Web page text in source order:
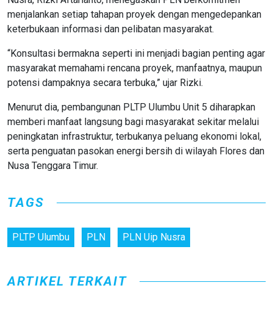
menjalankan setiap tahapan proyek dengan mengedepankan
keterbukaan informasi dan pelibatan masyarakat.
“Konsultasi bermakna seperti ini menjadi bagian penting agar
masyarakat memahami rencana proyek, manfaatnya, maupun
potensi dampaknya secara terbuka,” ujar Rizki.
Menurut dia, pembangunan PLTP Ulumbu Unit 5 diharapkan
memberi manfaat langsung bagi masyarakat sekitar melalui
peningkatan infrastruktur, terbukanya peluang ekonomi lokal,
serta penguatan pasokan energi bersih di wilayah Flores dan
Nusa Tenggara Timur.
TAGS
PLTP Ulumbu PLN PLN Uip Nusra
ARTIKEL TERKAIT